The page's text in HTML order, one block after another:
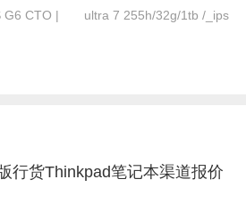
G6 CTO | ultra 7 255h/32g/1tb /_ips
行货Thinkpad笔记本渠道报价